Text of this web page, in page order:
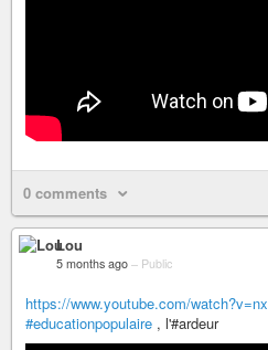
0 comments
Lou
5 months ago – Public
https://www.youtube.com/
#educationpopulaire , l'#ardeur